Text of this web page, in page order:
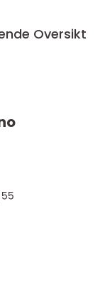
Oversikt